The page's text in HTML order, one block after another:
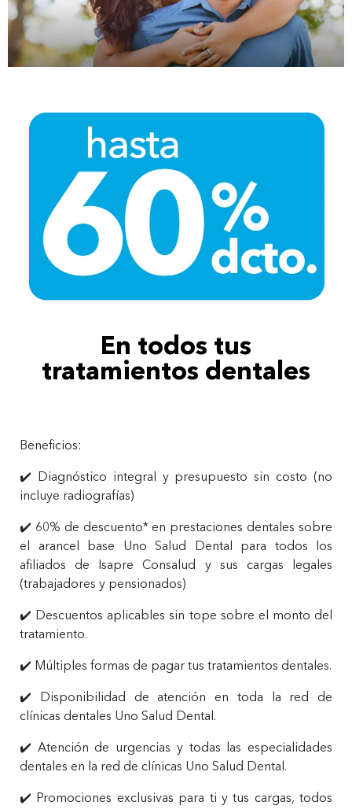
En todos tus
tratamientos dentales
Beneficios:
✔️ Diagnóstico integral y presupuesto sin costo (no
incluye radiografías)
✔️ 60% de descuento* en prestaciones dentales sobre
el arancel base Uno Salud Dental para todos los
afiliados de Isapre Consalud y sus cargas legales
(trabajadores y pensionados)
✔️ Descuentos aplicables sin tope sobre el monto del
tratamiento.
✔️ Múltiples formas de pagar tus tratamientos dentales.
✔️ Disponibilidad de atención en toda la red de
clínicas dentales Uno Salud Dental.
✔️ Atención de urgencias y todas las especialidades
dentales en la red de clínicas Uno Salud Dental.
✔️ Promociones exclusivas para ti y tus cargas, todos